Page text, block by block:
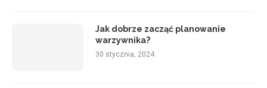
Jak dobrze zacząć planowanie
warzywnika?
30 stycznia, 2024